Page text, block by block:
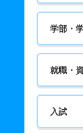
学部・
就職・
入試